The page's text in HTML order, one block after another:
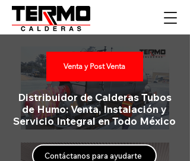
Venta y Post Venta
Distribuidor de Calderas Tubos
de Humo: Venta, Instalación y
Servicio Integral en Todo México
Contáctanos para ayudarte